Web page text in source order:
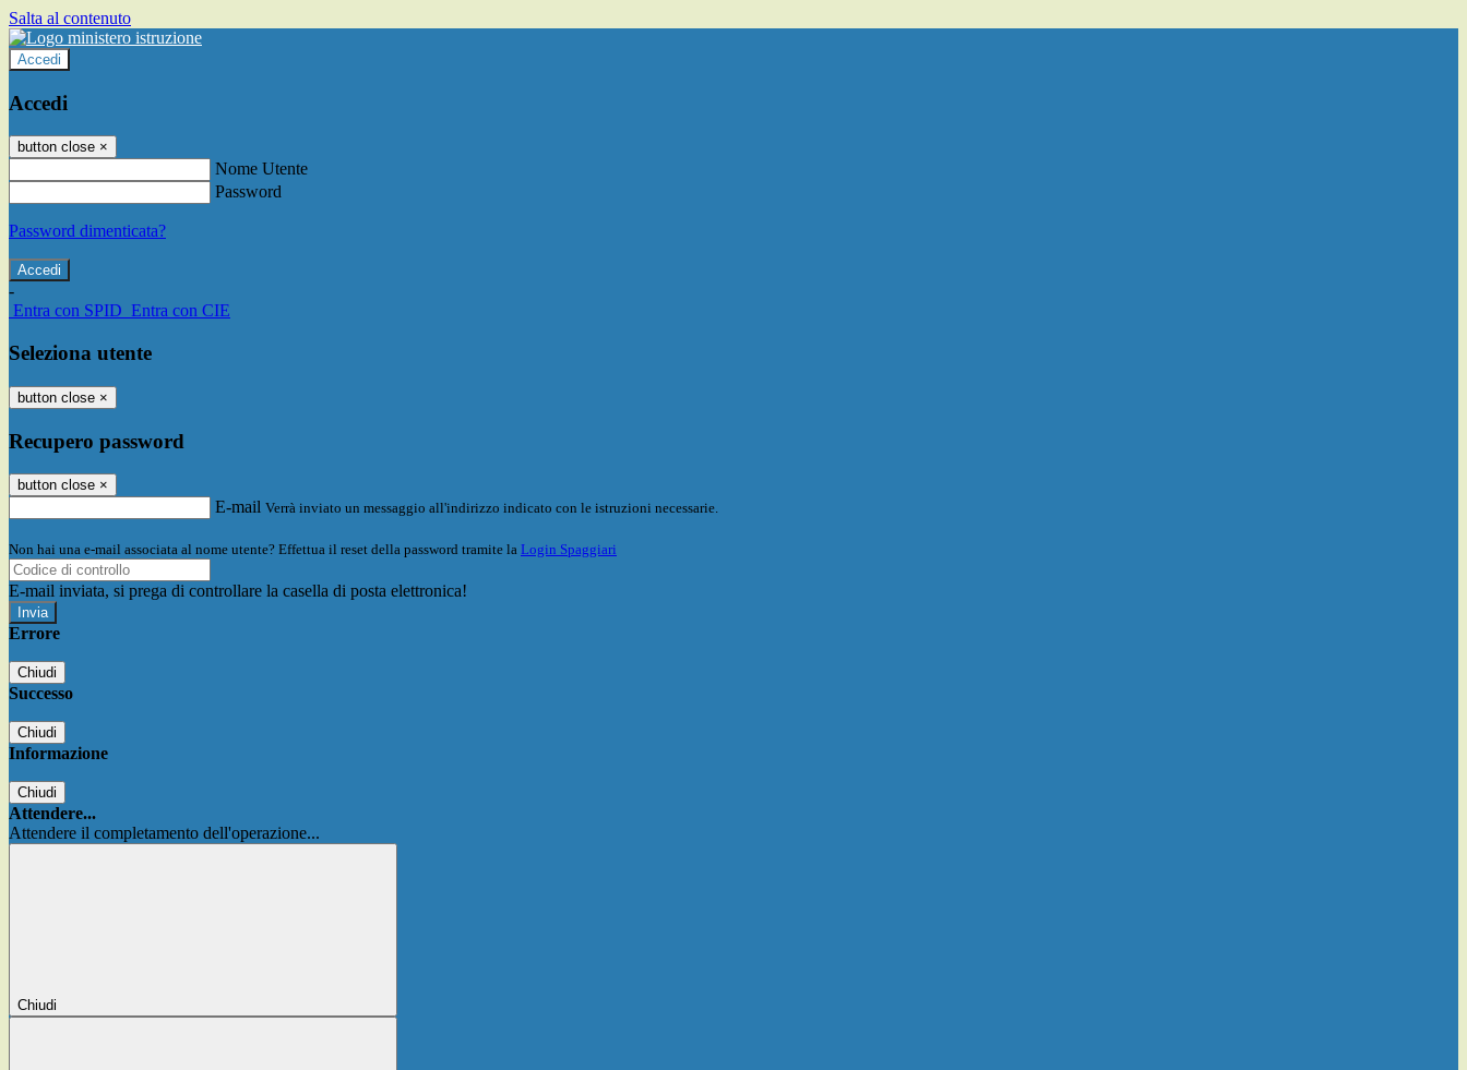
Salta al contenuto
Accedi
Accedi
button close ×
Nome Utente
Password
Password dimenticata?
-
Entra con SPID Entra con CIE
Seleziona utente
button close ×
Recupero password
button close ×
E-mail Verrà inviato un messaggio all'indirizzo indicato con le istruzioni necessarie.
Non hai una e-mail associata al nome utente? Effettua il reset della password tramite la Login Spaggiari
E-mail inviata, si prega di controllare la casella di posta elettronica!
Errore
Chiudi
Successo
Chiudi
Informazione
Chiudi
Attendere...
Attendere il completamento dell'operazione...
Chiudi